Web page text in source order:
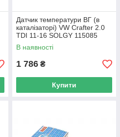
Датчик температури ВГ (в
каталізаторі) VW Crafter 2.0
TDI 11-16 SOLGY 115085
UA62
В наявності
1 786 ₴
Купити